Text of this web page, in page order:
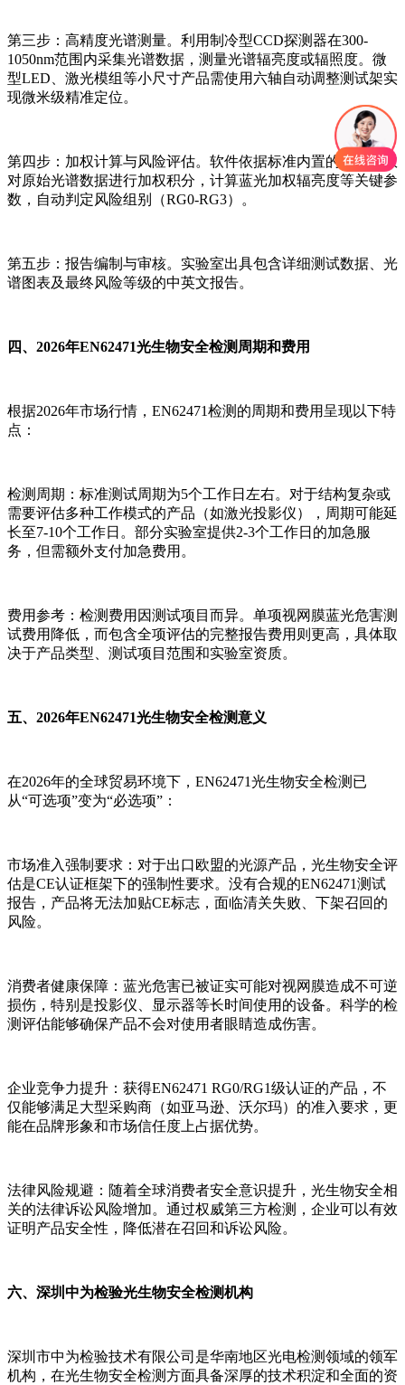
第三步：高精度光谱测量。利用制冷型CCD探测器在300-
1050nm范围内采集光谱数据，测量光谱辐亮度或辐照度。微
型LED、激光模组等小尺寸产品需使用六轴自动调整测试架实
现微米级精准定位。
第四步：加权计算与风险评估。软件依据标准内置的加权函数
对原始光谱数据进行加权积分，计算蓝光加权辐亮度等关键参
数，自动判定风险组别（RG0-RG3）。
第五步：报告编制与审核。实验室出具包含详细测试数据、光
谱图表及最终风险等级的中英文报告。
四、2026年EN62471光生物安全检测周期和费用
根据2026年市场行情，EN62471检测的周期和费用呈现以下特
点：
检测周期：标准测试周期为5个工作日左右。对于结构复杂或
需要评估多种工作模式的产品（如激光投影仪），周期可能延
长至7-10个工作日。部分实验室提供2-3个工作日的加急服
务，但需额外支付加急费用。
费用参考：检测费用因测试项目而异。单项视网膜蓝光危害测
试费用降低，而包含全项评估的完整报告费用则更高，具体取
决于产品类型、测试项目范围和实验室资质。
五、2026年EN62471光生物安全检测意义
在2026年的全球贸易环境下，EN62471光生物安全检测已
从“可选项”变为“必选项”：
市场准入强制要求：对于出口欧盟的光源产品，光生物安全评
估是CE认证框架下的强制性要求。没有合规的EN62471测试
报告，产品将无法加贴CE标志，面临清关失败、下架召回的
风险。
消费者健康保障：蓝光危害已被证实可能对视网膜造成不可逆
损伤，特别是投影仪、显示器等长时间使用的设备。科学的检
测评估能够确保产品不会对使用者眼睛造成伤害。
企业竞争力提升：获得EN62471 RG0/RG1级认证的产品，不
仅能够满足大型采购商（如亚马逊、沃尔玛）的准入要求，更
能在品牌形象和市场信任度上占据优势。
法律风险规避：随着全球消费者安全意识提升，光生物安全相
关的法律诉讼风险增加。通过权威第三方检测，企业可以有效
证明产品安全性，降低潜在召回和诉讼风险。
六、深圳中为检验光生物安全检测机构
深圳市中为检验技术有限公司是华南地区光电检测领域的领军
机构，在光生物安全检测方面具备深厚的技术积淀和全面的资